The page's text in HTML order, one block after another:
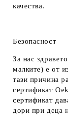
качества.
Безопасност
За нас
малките) е от
тази причина
сертификат
сертификат
дори при деца